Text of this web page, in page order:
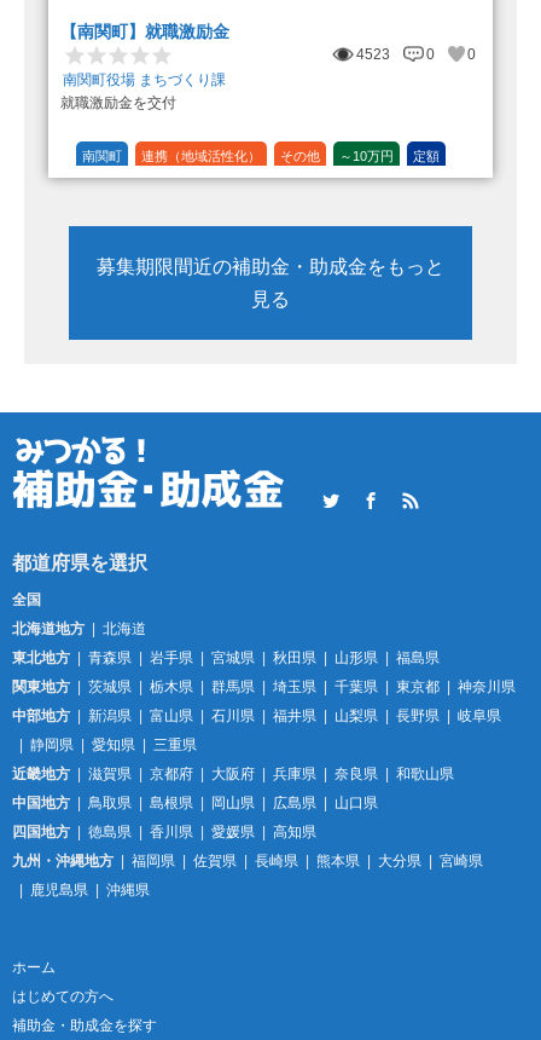
【南関町】就職激励金
4523 0
0
南関町役場 まちづくり課
就職激励金を交付
南関町 連携（地域活性化） その他 ～10万円 定額
募集期限間近の補助金・助成金をもっと
見る
TwitterFacebookRSS
全国
北海道地方
北海道
東北地方
青森県 岩手県 宮城県 秋田県 山形県
福島県
関東地方
茨城県 栃木県 群馬県 埼玉県 千葉県 東京都
神奈川県
中部地方
新潟県 富山県 石川県 福井県 山梨県 長野県
岐阜県
静岡県
愛知県
三重県
近畿地方
滋賀県 京都府 大阪府 兵庫県 奈良県
和歌山県
中国地方
鳥取県 島根県 岡山県 広島県
山口県
四国地方
徳島県 香川県 愛媛県
高知県
九州・沖縄地方
福岡県 佐賀県 長崎県 熊本県 大分県
宮崎県
鹿児島県
沖縄県
ホーム
はじめての方へ
補助金・助成金を探す